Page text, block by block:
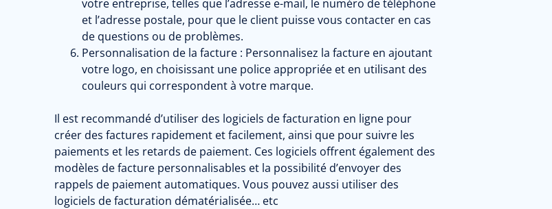
votre entreprise, telles que l’adresse e-mail, le numéro de téléphone
et l’adresse postale, pour que le client puisse vous contacter en cas
de questions ou de problèmes.
Personnalisation de la facture : Personnalisez la facture en ajoutant
votre logo, en choisissant une police appropriée et en utilisant des
couleurs qui correspondent à votre marque.
Il est recommandé d’utiliser des logiciels de facturation en ligne pour
créer des factures rapidement et facilement, ainsi que pour suivre les
paiements et les retards de paiement. Ces logiciels offrent également des
modèles de facture personnalisables et la possibilité d’envoyer des
rappels de paiement automatiques. Vous pouvez aussi utiliser des
logiciels de facturation dématérialisée… etc